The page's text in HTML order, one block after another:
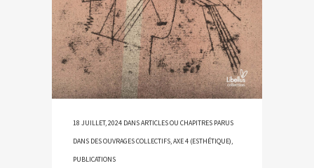
18 JUILLET, 2024 DANSARTICLES OU CHAPITRES PARUS
DANS DES OUVRAGES COLLECTIFS,AXE 4 (ESTHÉTIQUE),
PUBLICATIONS